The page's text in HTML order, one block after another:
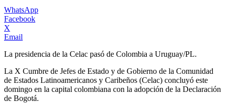
WhatsApp
Facebook
X
Email
La presidencia de la Celac pasó de Colombia a Uruguay/PL.
La X Cumbre de Jefes de Estado y de Gobierno de la Comunidad
de Estados Latinoamericanos y Caribeños (Celac) concluyó este
domingo en la capital colombiana con la adopción de la Declaración
de Bogotá.